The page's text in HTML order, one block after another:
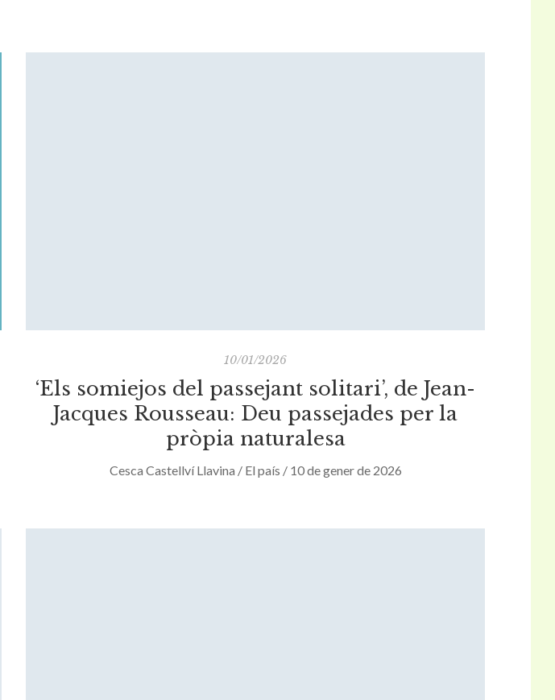
10/01/2026
‘Els somiejos del passejant solitari’, de Jean-
Jacques Rousseau: Deu passejades per la
pròpia naturalesa
Cesca Castellví Llavina / El país / 10 de gener de 2026